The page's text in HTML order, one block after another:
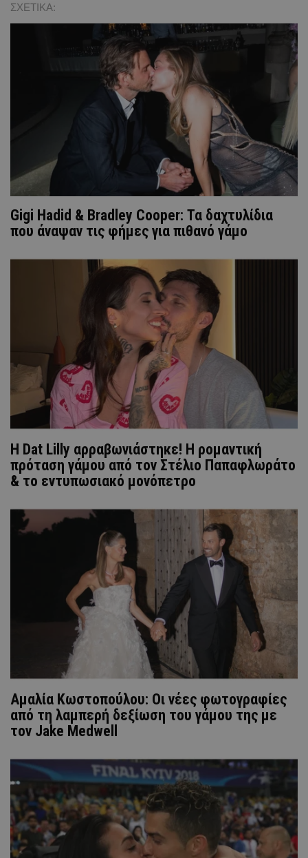
ΣΧΕΤΙΚΑ:
Gigi Hadid & Bradley Cooper: Τα δαχτυλίδια
που άναψαν τις φήμες για πιθανό γάμο
Η Dat Lilly αρραβωνιάστηκε! Η ρομαντική
πρόταση γάμου από τον Στέλιο Παπαφλωράτο
& το εντυπωσιακό μονόπετρο
Αμαλία Κωστοπούλου: Οι νέες φωτογραφίες
από τη λαμπερή δεξίωση του γάμου της με
τον Jake Medwell